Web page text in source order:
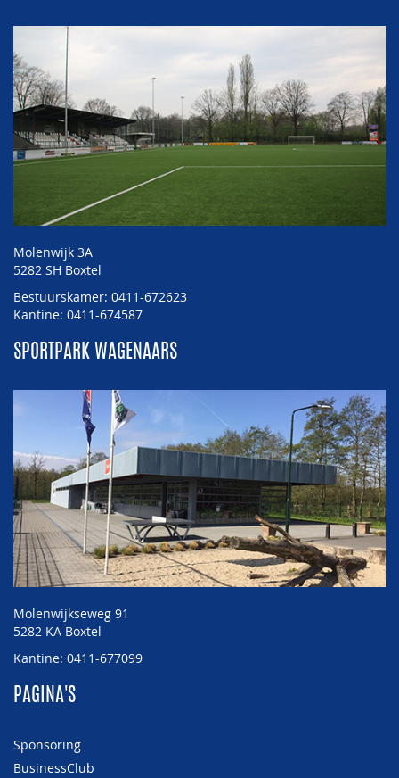
Molenwijk 3A
5282 SH Boxtel
Bestuurskamer: 0411-672623
Kantine: 0411-674587
SPORTPARK WAGENAARS
Molenwijkseweg 91
5282 KA Boxtel
Kantine: 0411-677099
PAGINA'S
Sponsoring
BusinessClub